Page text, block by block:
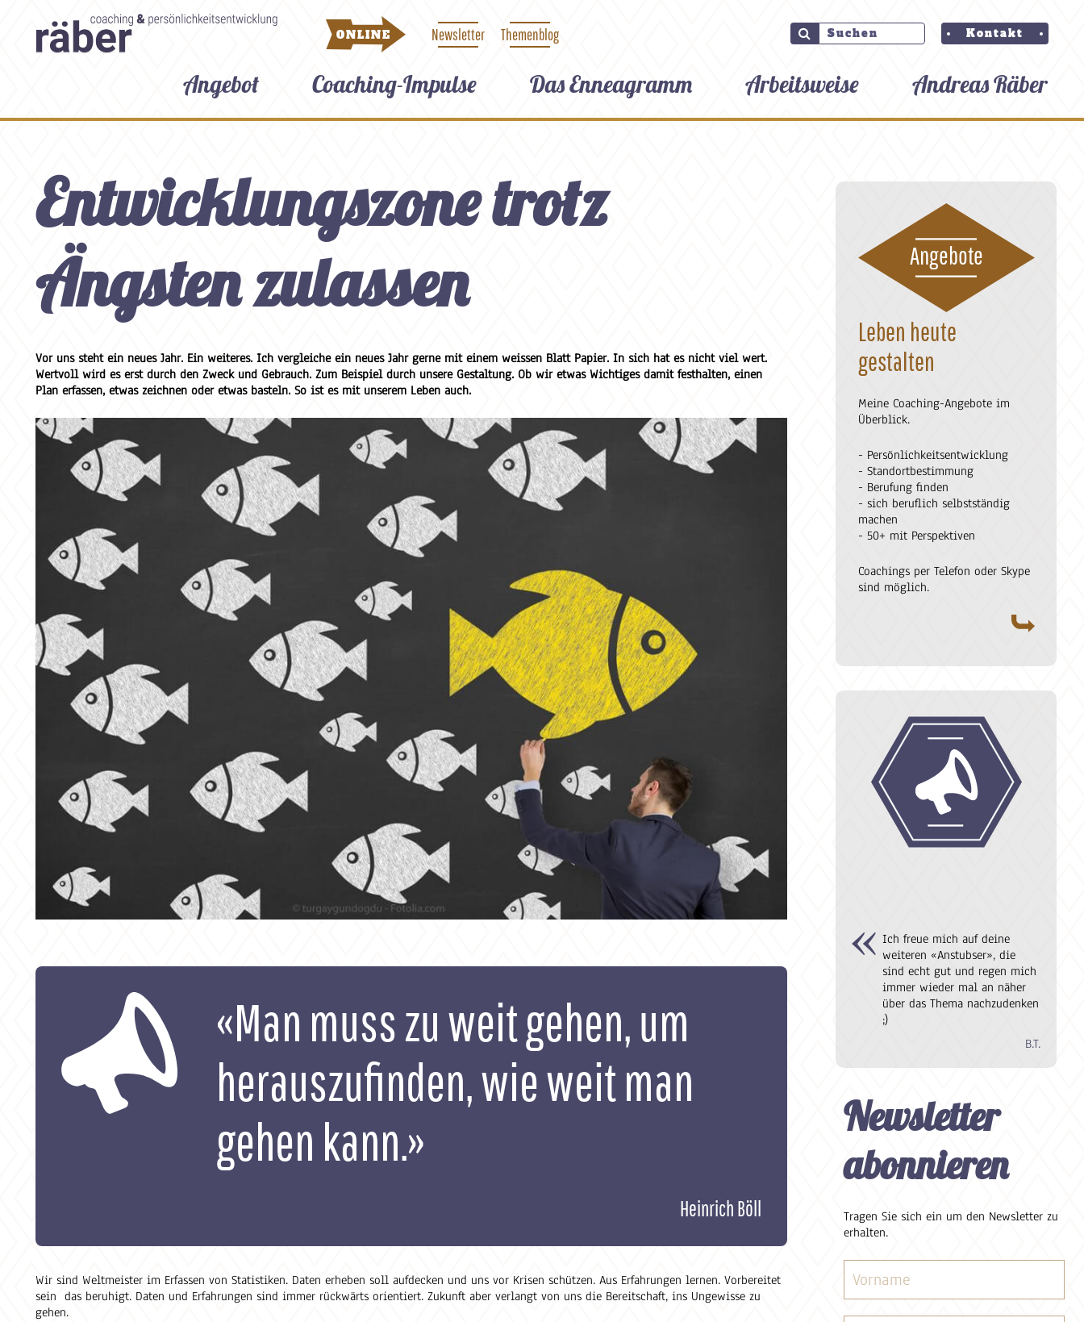
ONLINE Newsletter Themenblog Kontakt
Angebot Coaching-Impulse Das Enneagramm Arbeitsweise Andreas Räber
Entwicklungszone trotz
Ängsten zulassen
Vor uns steht ein neues Jahr. Ein weiteres. Ich vergleiche ein neues Jahr gerne mit einem weissen Blatt Papier. In sich hat es nicht viel wert.
Wertvoll wird es erst durch den Zweck und Gebrauch. Zum Beispiel durch unsere Gestaltung. Ob wir etwas Wichtiges damit festhalten, einen
Plan erfassen, etwas zeichnen oder etwas basteln. So ist es mit unserem Leben auch.
«Man muss zu weit gehen, um
herauszufinden, wie weit man
gehen kann.»
Heinrich Böll
Wir sind Weltmeister im Erfassen von Statistiken. Daten erheben soll aufdecken und uns vor Krisen schützen. Aus Erfahrungen lernen. Vorbereitet
sein das beruhigt. Daten und Erfahrungen sind immer rückwärts orientiert. Zukunft aber verlangt von uns die Bereitschaft, ins Ungewisse zu
gehen.
Angebote
Leben heute
gestalten
Meine Coaching-Angebote im
Überblick.
- Persönlichkeitsentwicklung
- Standortbestimmung
- Berufung finden
- sich beruflich selbstständig
machen
- 50+ mit Perspektiven
Coachings per Telefon oder Skype
sind möglich.
Ich freue mich auf deine
weiteren «Anstubser», die
sind echt gut und regen mich
immer wieder mal an näher
über das Thema nachzudenken
;)
B.T.
Newsletter
abonnieren
Tragen Sie sich ein um den Newsletter zu
erhalten.